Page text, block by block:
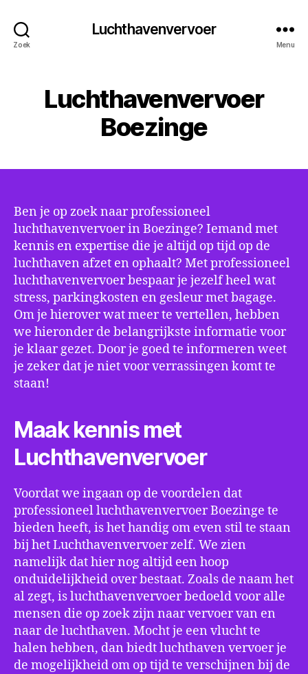
Zoek
Luchthavenvervoer
Menu
Luchthavenvervoer
Boezinge
Ben je op zoek naar professioneel
luchthavenvervoer in Boezinge? Iemand met
kennis en expertise die je altijd op tijd op de
luchthaven afzet en ophaalt? Met professioneel
luchthavenvervoer bespaar je jezelf heel wat
stress, parkingkosten en gesleur met bagage.
Om je hierover wat meer te vertellen, hebben
we hieronder de belangrijkste informatie voor
je klaar gezet. Door je goed te informeren weet
je zeker dat je niet voor verrassingen komt te
staan!
Maak kennis met
Luchthavenvervoer
Voordat we ingaan op de voordelen dat
professioneel luchthavenvervoer Boezinge te
bieden heeft, is het handig om even stil te staan
bij het Luchthavenvervoer zelf. We zien
namelijk dat hier nog altijd een hoop
onduidelijkheid over bestaat. Zoals de naam het
al zegt, is luchthavenvervoer bedoeld voor alle
mensen die op zoek zijn naar vervoer van en
naar de luchthaven. Mocht je een vlucht te
halen hebben, dan biedt luchthaven vervoer je
de mogelijkheid om op tijd te verschijnen bij de